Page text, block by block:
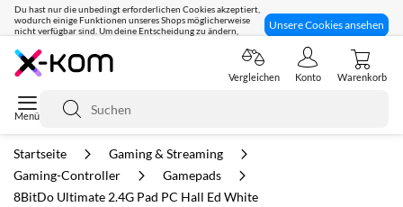
Du hast nur die unbedingt erforderlichen Cookies akzeptiert,
wodurch einige Funktionen unseres Shops möglicherweise
nicht verfügbar sind. Um deine Entscheidung zu ändern,
Unsere Cookies ansehen
Seit 8 Jahren für dich da!
Suche
Vergleichen Konto Warenkorb
Startseite
Gaming & Streaming
Gaming-Controller
Gamepads
8BitDo Ultimate 2.4G Pad PC Hall Ed White